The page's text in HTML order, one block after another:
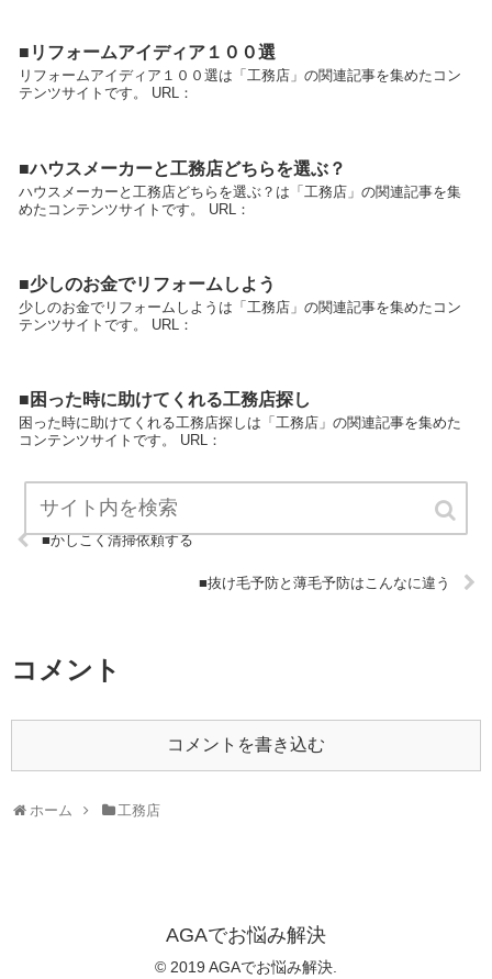
■リフォームアイディア１００選
リフォームアイディア１００選は「工務店」の関連記事を集めたコン
テンツサイトです。 URL：
■ハウスメーカーと工務店どちらを選ぶ？
ハウスメーカーと工務店どちらを選ぶ？は「工務店」の関連記事を集
めたコンテンツサイトです。 URL：
■少しのお金でリフォームしよう
少しのお金でリフォームしようは「工務店」の関連記事を集めたコン
テンツサイトです。 URL：
■困った時に助けてくれる工務店探し
困った時に助けてくれる工務店探しは「工務店」の関連記事を集めた
コンテンツサイトです。 URL：
■かしこく清掃依頼する
■抜け毛予防と薄毛予防はこんなに違う
コメント
コメントを書き込む
ホーム 工務店
AGAでお悩み解決
© 2019 AGAでお悩み解決.